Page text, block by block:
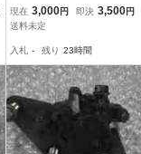
アブレーキキャリパー キ
ャリパーサポート パッド
パー
現在 3,000円 即決 3,500円
送料未定
入札 - 残り 23時間